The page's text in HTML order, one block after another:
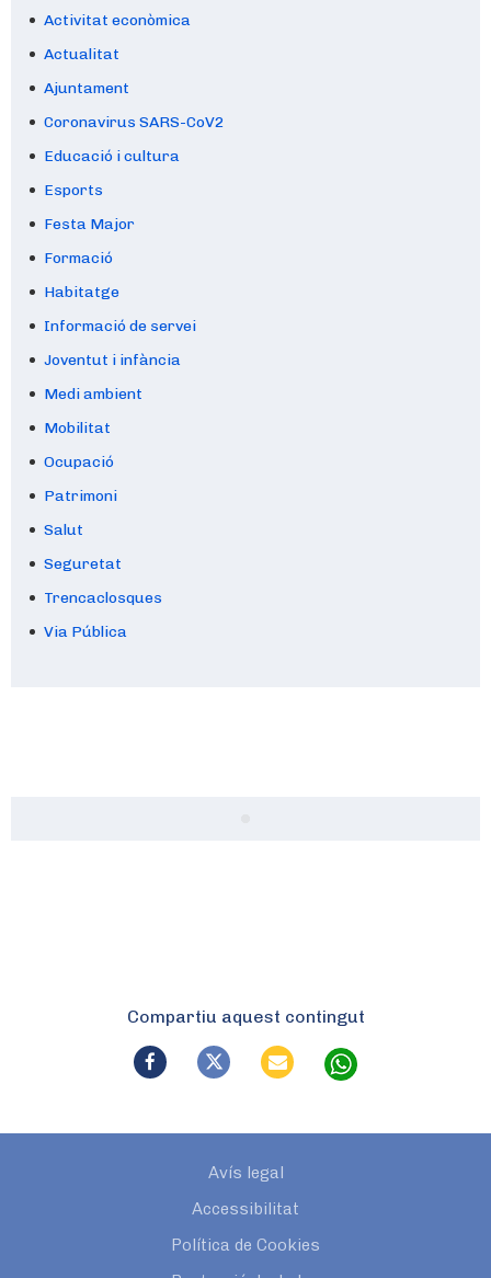
Activitat econòmica
Actualitat
Ajuntament
Coronavirus SARS-CoV2
Educació i cultura
Esports
Festa Major
Formació
Habitatge
Informació de servei
Joventut i infància
Medi ambient
Mobilitat
Ocupació
Patrimoni
Salut
Seguretat
Trencaclosques
Via Pública
Compartiu aquest contingut
Avís legal
Accessibilitat
Política de Cookies